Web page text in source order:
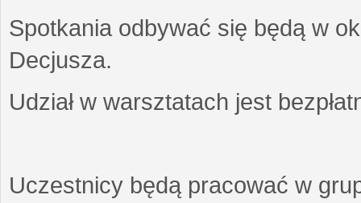
Spotkania odbywać się będą w
Decjusza.
Udział w warsztatach jest
Uczestnicy będą pracować w